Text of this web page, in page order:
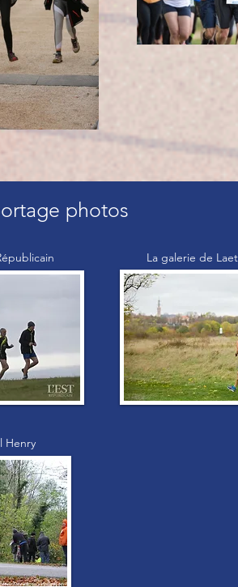
photos
La galerie de
Henry